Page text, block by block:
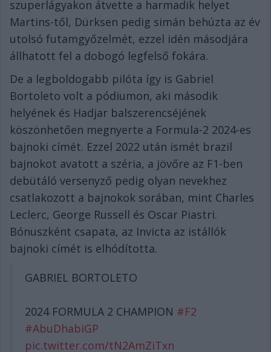
szuperlágyakon átvette a harmadik helyet
Martins-től, Dürksen pedig simán behúzta az év
utolsó futamgyőzelmét, ezzel idén másodjára
állhatott fel a dobogó legfelső fokára.
De a legboldogabb pilóta így is Gabriel
Bortoleto volt a pódiumon, aki második
helyének és Hadjar balszerencséjének
köszönhetően megnyerte a Formula-2 2024-es
bajnoki címét. Ezzel 2022 után ismét brazil
bajnokot avatott a széria, a jövőre az F1-ben
debütáló versenyző pedig olyan nevekhez
csatlakozott a bajnokok sorában, mint Charles
Leclerc, George Russell és Oscar Piastri.
Bónuszként csapata, az Invicta az istállók
bajnoki címét is elhódította.
GABRIEL BORTOLETO
2024 FORMULA 2 CHAMPION #F2
#AbuDhabiGP
pic.twitter.com/tN2AmZiTxn